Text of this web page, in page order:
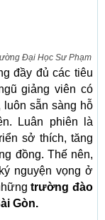
Đại Học Sư Phạm
đầy đủ các tiêu
giảng viên có
luôn sẵn sàng hỗ
Luân phiên là
sở thích, tăng
đồng. Thế nên,
nguyện vọng ở
trường đào
Gòn.